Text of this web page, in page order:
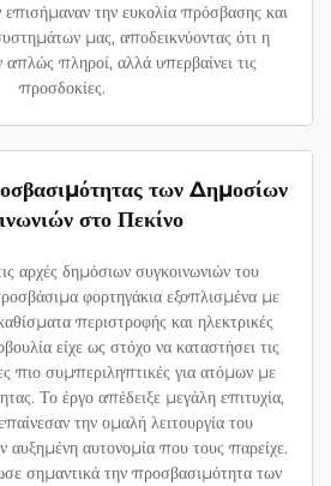
την ευκολία πρόσβασης και
μας, αποδεικνύοντας ότι η
απλώς πληροί, αλλά υπερβαίνει τις
προσδοκίες.
των Δημοσίων
στο Πεκίνο
αρχές δημόσιων συγκοινωνιών του
φορτηγάκια εξοπλισμένα με
περιστροφής και ηλεκτρικές
είχε ως στόχο να καταστήσει τις
πιο συμπεριληπτικές για ατόμων με
Το έργο απέδειξε μεγάλη επιτυχία,
την ομαλή λειτουργία του
αυξημένη αυτονομία που τους παρείχε.
σημαντικά την προσβασιμότητα των